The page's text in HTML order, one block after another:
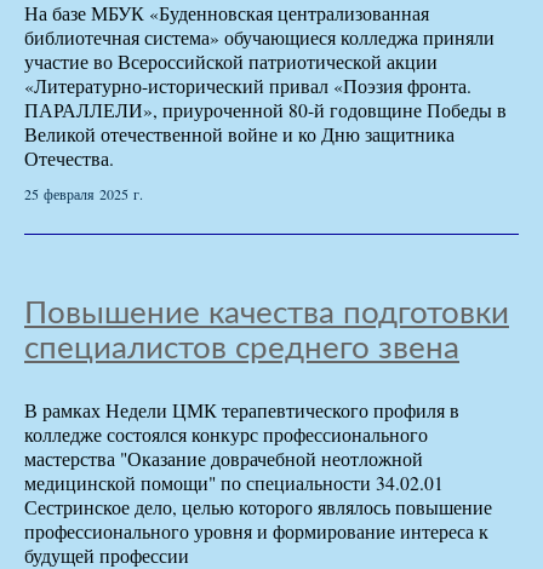
На базе МБУК «Буденновская централизованная
библиотечная система» обучающиеся колледжа приняли
участие во Всероссийской патриотической акции
«Литературно-исторический привал «Поэзия фронта.
ПАРАЛЛЕЛИ», приуроченной 80-й годовщине Победы в
Великой отечественной войне и ко Дню защитника
Отечества.
25 февраля 2025 г.
Повышение качества подготовки
специалистов среднего звена
В рамках Недели ЦМК терапевтического профиля в
колледже состоялся конкурс профессионального
мастерства "Оказание доврачебной неотложной
медицинской помощи" по специальности 34.02.01
Сестринское дело, целью которого являлось повышение
профессионального уровня и формирование интереса к
будущей профессии